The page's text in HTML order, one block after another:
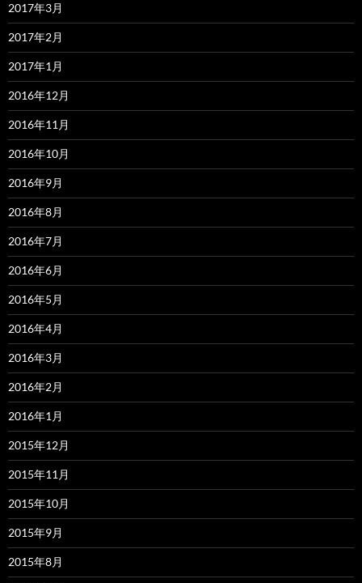
2017年3月
2017年2月
2017年1月
2016年12月
2016年11月
2016年10月
2016年9月
2016年8月
2016年7月
2016年6月
2016年5月
2016年4月
2016年3月
2016年2月
2016年1月
2015年12月
2015年11月
2015年10月
2015年9月
2015年8月